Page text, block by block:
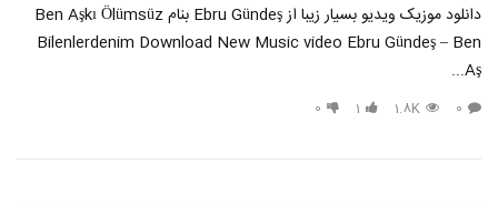
دانلود موزیک ویدیو بسیار زیبا از Ebru Gündeş بنام Ben Aşkı Ölümsüz
Bilenlerdenim Download New Music video Ebru Gündeş – Ben
Aş...
0
1.8K
1
0